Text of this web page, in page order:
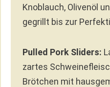
Knoblauch, Olivenöl
gegrillt bis zur
Pulled Pork Sliders:
zartes
Brötchen mit